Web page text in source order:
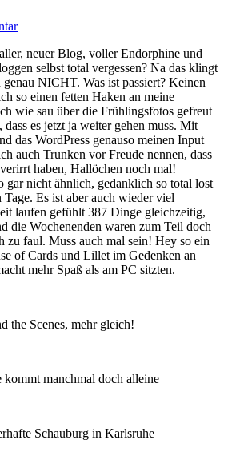
neuer Blog, voller Endorphine und
selbst total vergessen? Na das klingt
NICHT. Was ist passiert? Keinen
so einen fetten Haken an meine
wie sau über die Frühlingsfotos gefreut
dass es jetzt ja weiter gehen muss. Mit
das WordPress genauso meinen Input
auch Trunken vor Freude nennen, dass
haben, Hallöchen noch mal!
gar nicht ähnlich, gedanklich so total lost
Es ist aber auch wieder viel
laufen gefühlt 387 Dinge gleichzeitig,
die Wochenenden waren zum Teil doch
zu faul. Muss auch mal sein! Hey so ein
of Cards und Lillet im Gedenken an
mehr Spaß als am PC sitzten.
the Scenes, mehr gleich!
kommt manchmal doch alleine
Schauburg in Karlsruhe